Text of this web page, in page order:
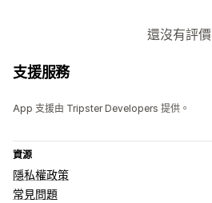
還沒有評價
支援服務
App 支援由 Tripster Developers 提供。
資源
隱私權政策
常見問題